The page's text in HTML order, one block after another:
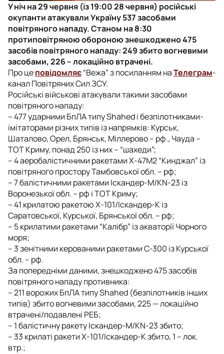
У ніч на 29 червня (із 19:00 28 червня) російські
окупанти атакували Україну 537 засобами
повітряного нападу. Станом на 8:30
протиповітряною обороною знешкоджено 475
засобів повітряного нападу: 249 збито вогневими
засобами, 226 – локаційно втрачені.
Про цеповідомляє“Вежа” з посиланням наТелеграм-
канал Повітряних Сил ЗСУ.
Російські військові атакували такими засобами
повітряного нападу:
– 477 ударними БпЛА типу Shahed і безпілотниками-
імітаторами різних типів із напрямків: Курськ,
Шаталово, Орел, Брянськ, Міллерово – рф., Чауда –
ТОТ Криму, понад 250 із них – “шахеди”;
– 4 аеробалістичними ракетами Х-47М2 “Кинджал” із
повітряного простору Тамбовської обл. – рф;
– 7 балістичними ракетами Іскандер-М/KN-23 із
Воронезької обл. – рф і ТОТ Криму;
– 41 крилатою ракетою Х-101/Іскандер-К із
Саратовської, Курської, Брянської обл. – рф;
– 5 крилатими ракетами “Калібр” із акваторії Чорного
моря;
– 3 зенітними керованими ракетами С-300 із Курської
обл. – рф.
За попередніми даними, знешкоджено 475 засобів
повітряного нападу противника:
– 211 ворожих БпЛА типу Shahed (безпілотників інших
типів) збито вогневими засобами, 225 — локаційно
втрачені/подавлені РЕБ;
– 1 балістичну ракету Іскандер-М/KN-23 збито;
– 33 крилаті ракети Х-101/Іскандер-К збито, 1 – лок.
втр.;